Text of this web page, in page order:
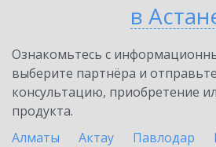
в
Ознакомьтесь с
выберите партнёра и
консультацию, приобретение
продукта.
Алматы
Актау Павлодар